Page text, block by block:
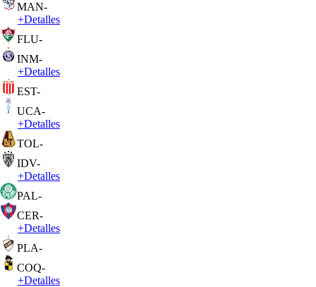
MAN-
+Detalles
FLU-
INM-
+Detalles
EST-
UCA-
+Detalles
TOL-
IDV-
+Detalles
PAL-
CER-
+Detalles
PLA-
COQ-
+Detalles